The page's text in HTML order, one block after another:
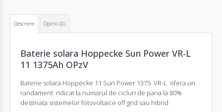
Descriere Opinii (0)
Baterie solara Hoppecke Sun Power VR-L
11 1375Ah OPzV
Baterie solara Hoppecke 11 Sun Power 1375 VR-L ofera un
randament ridicat la numarul de cicluri de pana la 80%
destinata sistemelor fotovoltaice off grid sau hibrid